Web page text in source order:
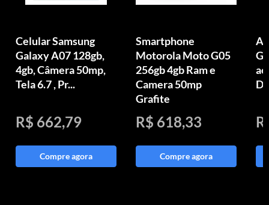
Celular Samsung
Galaxy A07 128gb,
4gb, Câmera 50mp,
Tela 6.7 , Pr...
R$ 662,79
Compre agora
Smartphone
Motorola Moto G05
256gb 4gb Ram e
Camera 50mp
Grafite
R$ 618,33
Compre agora